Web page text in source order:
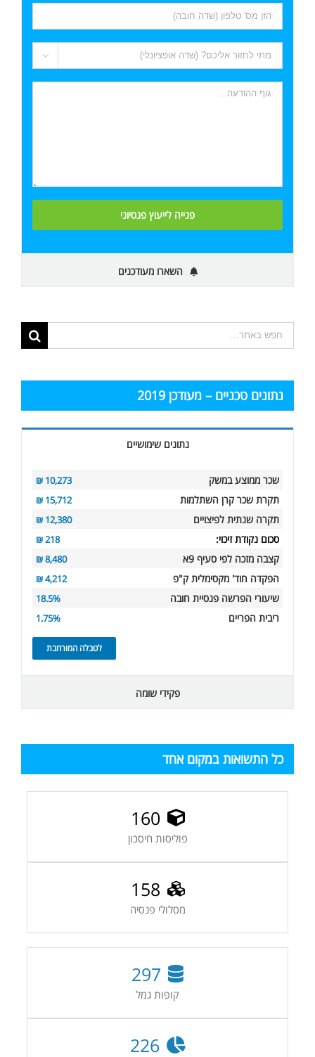

השארו מעודכנים
תוצאות
החיפוש
נתונים טכניים – מעודכן 2019
נתונים שימושיים
שכר ממוצע במשק 10,273 ₪
תקרת שכר קרן השתלמות 15,712 ₪
תקרה שנתית לפיצויים 12,380 ₪
סכום נקודת זיכוי: 218 ₪
קצבה מזכה לפי סעיף 9א 8,480 ₪
הפקדה חוד' מקסימלית ק"פ 4,212 ₪
שיעורי הפרשה פנסיית חובה 18.5%
ריבית הפריים 1.75%
לטבלה המורחבת
פקידי שומה
כל התשואות במקום אחד
160
פוליסות חיסכון
158
מסלולי פנסיה
297
קופות גמל
226